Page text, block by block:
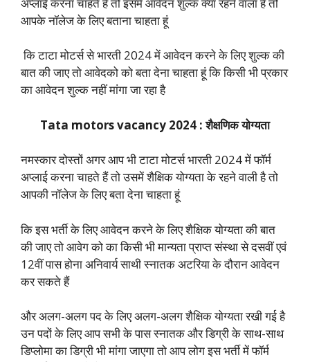
आपके नॉलेज के लिए बताना चाहता हूं
कि टाटा मोटर्स से भारती 2024 में आवेदन करने के लिए शुल्क की
बात की जाए तो आवेदको को बता देना चाहता हूं कि किसी भी प्रकार
का आवेदन शुल्क नहीं मांगा जा रहा है
Tata motors vacancy 2024 : शैक्षणिक योग्यता
नमस्कार दोस्तों अगर आप भी टाटा मोटर्स भारती 2024 में फॉर्म
अप्लाई करना चाहते हैं तो उसमें शैक्षिक योग्यता के रहने वाली है तो
आपकी नॉलेज के लिए बता देना चाहता हूं
कि इस भर्ती के लिए आवेदन करने के लिए शैक्षिक योग्यता की बात
की जाए तो आवेग को का किसी भी मान्यता प्राप्त संस्था से दसवीं एवं
12वीं पास होना अनिवार्य साथी स्नातक अटरिया के दौरान आवेदन
कर सकते हैं
और अलग-अलग पद के लिए अलग-अलग शैक्षिक योग्यता रखी गई है
उन पदों के लिए आप सभी के पास स्नातक और डिग्री के साथ-साथ
डिप्लोमा का डिग्री भी मांगा जाएगा तो आप लोग इस भर्ती में फॉर्म